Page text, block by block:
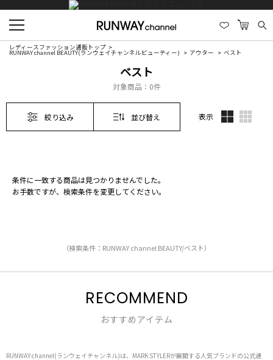
レディースファッション通販トップ
RUNWAY channel BEAUTY(ランウェイチャンネルビューティー) アウター ベスト
ベスト
対象商品： 0件
絞り込み 並び替え 表示
条件に一致する商品は見つかりませんでした。
お手数ですが、検索条件を変更してください。
（検索条件：RUNWAY channel BEAUTY/ベスト）
RECOMMEND
おすすめアイテム
RUNWAY channel(ランウェイチャンネル)は、MARK STYLERが展開する人気ブランドの公式通